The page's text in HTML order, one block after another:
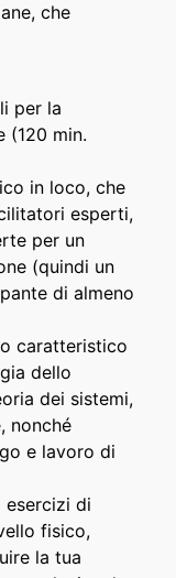
che
per la
(120 min.
in loco, che
esperti,
per un
(quindi un
di almeno
caratteristico
dello
dei sistemi,
nonché
e lavoro di
esercizi di
fisico,
la tua